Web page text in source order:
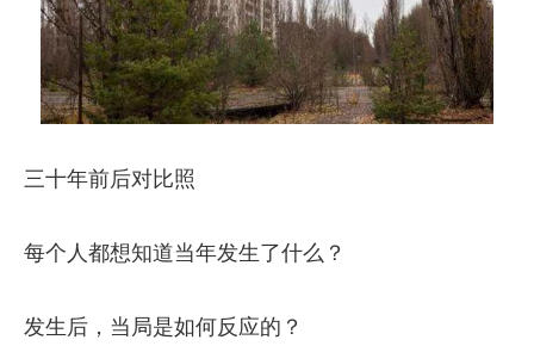
三十年前后对比照
每个人都想知道当年发生了什么？
发生后，当局是如何反应的？